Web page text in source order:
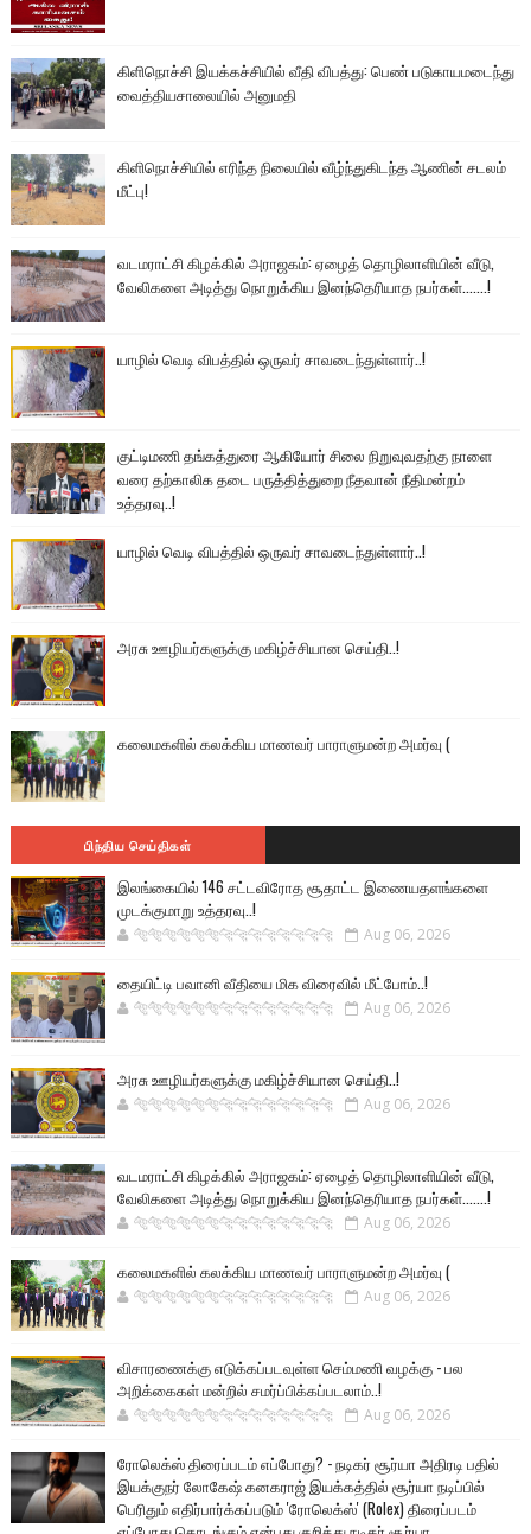
கிளிநொச்சி இயக்கச்சியில் வீதி விபத்து: பெண் படுகாயமடைந்து
வைத்தியசாலையில் அனுமதி
கிளிநொச்சியில் எரிந்த நிலையில் வீழ்ந்துகிடந்த ஆணின் சடலம்
மீட்பு!
வடமராட்சி கிழக்கில் அராஜகம்: ஏழைத் தொழிலாளியின் வீடு,
வேலிகளை அடித்து நொறுக்கிய இனந்தெரியாத நபர்கள்.......!
யாழில் வெடி விபத்தில் ஒருவர் சாவடைந்துள்ளார்..!
குட்டிமணி தங்கத்துரை ஆகியோர் சிலை நிறுவுவதற்கு நாளை
வரை தற்காலிக தடை பருத்தித்துறை நீதவான் நீதிமன்றம்
உத்தரவு..!
யாழில் வெடி விபத்தில் ஒருவர் சாவடைந்துள்ளார்..!
அரசு ஊழியர்களுக்கு மகிழ்ச்சியான செய்தி..!
கலைமகளில் கலக்கிய மாணவர் பாராளுமன்ற அமர்வு (
பிந்திய செய்திகள்
இலங்கையில் 146 சட்டவிரோத சூதாட்ட இணையதளங்களை
முடக்குமாறு உத்தரவு..!
🐅🐅🐅🐅🐅🐅🐆🐆🐆🐆🐆🐆🐆🐆 Aug 06, 2026
தையிட்டி பவானி வீதியை மிக விரைவில் மீட்போம்..!
🐅🐅🐅🐅🐅🐅🐆🐆🐆🐆🐆🐆🐆🐆 Aug 06, 2026
அரசு ஊழியர்களுக்கு மகிழ்ச்சியான செய்தி..!
🐅🐅🐅🐅🐅🐅🐆🐆🐆🐆🐆🐆🐆🐆 Aug 06, 2026
வடமராட்சி கிழக்கில் அராஜகம்: ஏழைத் தொழிலாளியின் வீடு,
வேலிகளை அடித்து நொறுக்கிய இனந்தெரியாத நபர்கள்.......!
🐅🐅🐅🐅🐅🐅🐆🐆🐆🐆🐆🐆🐆🐆 Aug 06, 2026
கலைமகளில் கலக்கிய மாணவர் பாராளுமன்ற அமர்வு (
🐅🐅🐅🐅🐅🐅🐆🐆🐆🐆🐆🐆🐆🐆 Aug 06, 2026
விசாரணைக்கு எடுக்கப்படவுள்ள செம்மணி வழக்கு - பல
அறிக்கைகள் மன்றில் சமர்ப்பிக்கப்படலாம்..!
🐅🐅🐅🐅🐅🐅🐆🐆🐆🐆🐆🐆🐆🐆 Aug 06, 2026
ரோலெக்ஸ் திரைப்படம் எப்போது? - நடிகர் சூர்யா அதிரடி பதில்
இயக்குநர் லோகேஷ் கனகராஜ் இயக்கத்தில் சூர்யா நடிப்பில்
பெரிதும் எதிர்பார்க்கப்படும் 'ரோலெக்ஸ்' (Rolex) திரைப்படம்